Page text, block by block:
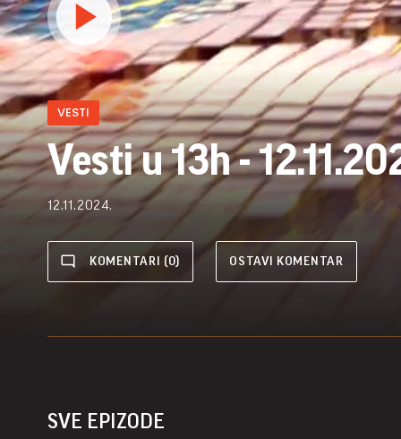
VESTI
Vesti u 13h -
12.11.2024.
KOMENTARI (0) OSTAVI KOMENTAR
SVE EPIZODE